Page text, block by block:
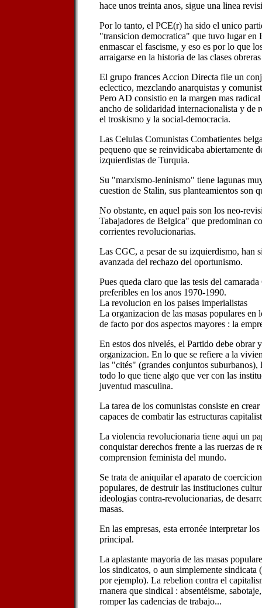
hace unos treinta anos, sigue una linea
Por lo tanto, el PCE(r) ha sido el unico
"transicion democratica" que tuvo lugar en
enmascar el fascisme, y eso es por lo que
arraigarse en la historia de las clases
El grupo frances Accion Directa fiie un
eclectico, mezclando anarquistas y
Pero AD consistio en la margen mas
ancho de solidaridad internacionalista y de
el troskismo y la social-democracia.
Las Celulas Comunistas Combatientes
pequeno que se reinvidicaba abiertamente
izquierdistas de Turquia.
Su "marxismo-leninismo" tiene lagunas
cuestion de Stalin, sus planteamientos son
No obstante, en aquel pais son los neo-
Tabajadores de Belgica" que predominan
corrientes revolucionarias.
Las CGC, a pesar de su izquierdismo, han
avanzada del rechazo del oportunismo.
Pues queda claro que las tesis del
preferibles en los anos 1970-1990.
La revolucion en los paises imperialistas
La organizacion de las masas populares en
de facto por dos aspectos mayores : la
En estos dos nivelés, el Partido debe obrar
organizacion. En lo que se refiere a la
las "cités" (grandes conjuntos suburbanos),
todo lo que tiene algo que ver con las
juventud masculina.
La tarea de los comunistas consiste en
capaces de combatir las estructuras
La violencia revolucionaria tiene aqui un
conquistar derechos frente a las ruerzas de
comprension feminista del mundo.
Se trata de aniquilar el aparato de
populares, de destruir las instituciones
ideologias contra-revolucionarias, de
masas.
En las empresas, esta erronée interpretar
principal.
La aplastante mayoria de las masas
los sindicatos, o aun simplemente sindicata
por ejemplo). La rebelion contra el
rnanera que sindical : absentéisme,
romper las cadencias de trabajo...